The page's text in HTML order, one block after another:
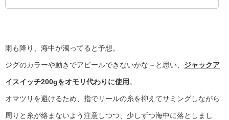
雨も降り、海中が濁ってると予想。
ジグのカラーや動きでアピールできないかな～と思い、 ジャックア
イスイッチ200gをオモリ代わりに使用 。
オマツリを避けるため、指でリールの糸を抑えてサミングしながら
周りと糸が絡まないよう注意しつつ、少しずつ海中に落としまし